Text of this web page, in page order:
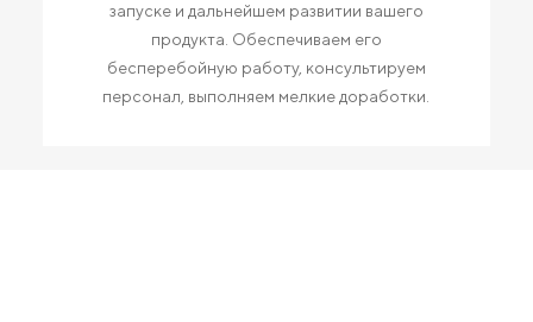
запуске и дальнейшем развитии вашего
продукта. Обеспечиваем его
бесперебойную работу, консультируем
персонал, выполняем мелкие доработки.